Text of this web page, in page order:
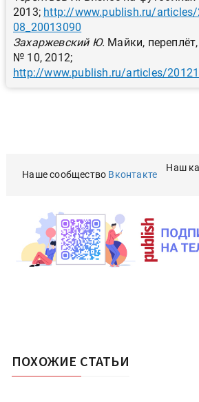
2013; http://www.publish.ru/
08_20013090
Захаржевский Ю. Майки,
№ 10, 2012;
http://www.publish.ru/articles/
Наше сообщество Вконтакте
Наш
ПОХОЖИЕ СТАТЬИ